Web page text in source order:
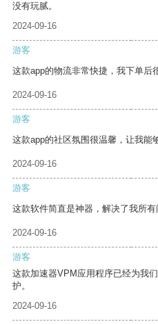
没有玩腻。
2024-09-16
游客
这款app的物流非常快捷，我下单后
2024-09-16
游客
这款app的社区氛围很温馨，让我能
2024-09-16
游客
这款软件简直是神器，解决了我所有
2024-09-16
游客
这款加速器VPM应用程序已经为我
护。
2024-09-16